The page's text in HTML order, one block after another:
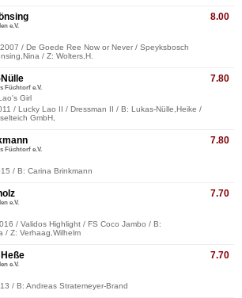
8.00
e.V.
/ De Goede Ree Now or Never / Speyksbosch
/ Z: Wolters,H.
7.80
Füchtorf e.V.
Girl
/ Lucky Lao II / Dressman II / B: Lukas-Nülle,Heike /
GmbH,
7.80
Füchtorf e.V.
/ B: Carina Brinkmann
7.70
e.V.
/ Validos Highlight / FS Coco Jambo / B:
/ Z: Verhaag,Wilhelm
7.70
e.V.
/ B: Andreas Stratemeyer-Brand